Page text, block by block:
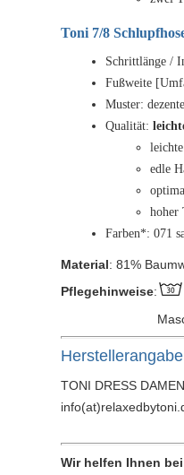
Toni 7/8
Schrittlänge /
Fußweite
Muster:
Qualität:
edle
hoher
Farben*: 071
Material: 81%
Pflegehinweise:
TONI DRESS
Wir helfen Ihnen